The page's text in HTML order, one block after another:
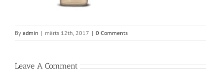
By admin | märts 12th, 2017 | 0 Comments
Leave A Comment